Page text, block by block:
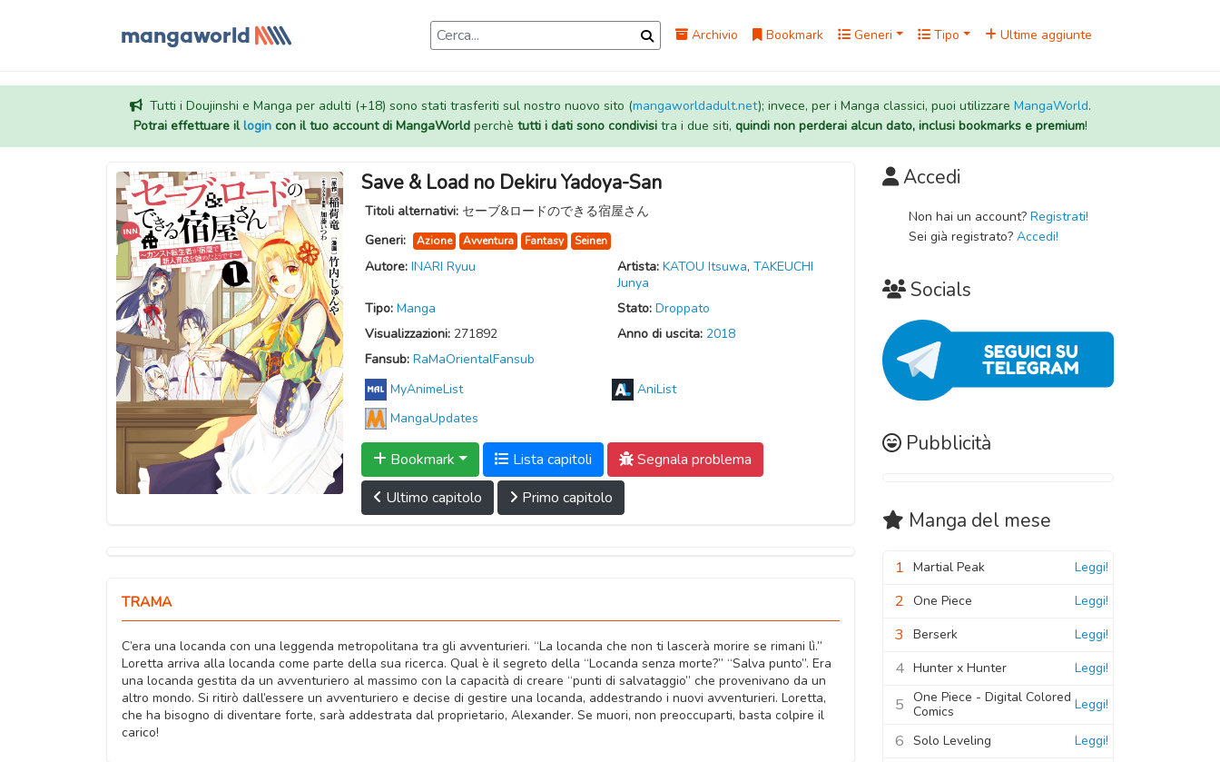
Archivio Bookmark Generi Tipo Ultime aggiunte
Tutti i Doujinshi e Manga per adulti (+18) sono stati trasferiti sul nostro nuovo sito (mangaworldadult.net); invece, per i Manga classici, puoi utilizzare MangaWorld.
Potrai effettuare illogincon il tuo account di MangaWorldperchè tutti i dati sono condivisitra i due siti, quindi non perderai alcun dato, inclusi bookmarks e premium!
Save & Load no Dekiru Yadoya-San
Titoli alternativi: セーブ&ロードのできる宿屋さん
Generi:
Azione Avventura Fantasy Seinen
Autore: INARI Ryuu Artista: KATOU Itsuwa, TAKEUCHI
Junya
Tipo: Manga Stato: Droppato
Visualizzazioni: 271892 Anno di uscita: 2018
Fansub: RaMaOrientalFansub
MyAnimeList
AniList
MangaUpdates
Bookmark Lista capitoli
Segnala problema
Ultimo capitolo
Primo capitolo
TRAMA
C’era una locanda con una leggenda metropolitana tra gli avventurieri. “La locanda che non ti lascerà morire se rimani lì.”
Loretta arriva alla locanda come parte della sua ricerca. Qual è il segreto della “Locanda senza morte?” “Salva punto”. Era
una locanda gestita da un avventuriero al massimo con la capacità di creare “punti di salvataggio” che provenivano da un
altro mondo. Si ritirò dall’essere un avventuriero e decise di gestire una locanda, addestrando i nuovi avventurieri. Loretta,
che ha bisogno di diventare forte, sarà addestrata dal proprietario, Alexander. Se muori, non preoccuparti, basta colpire il
carico!
Accedi
Non hai un account? Registrati!
Sei già registrato? Accedi!
Socials
Pubblicità
Manga del mese
1 Martial Peak Leggi!
2 One Piece Leggi!
3 Berserk Leggi!
4 Hunter x Hunter Leggi!
5 One Piece - Digital Colored
Comics
Leggi!
6 Solo Leveling Leggi!